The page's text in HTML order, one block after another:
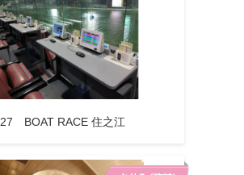
27 BOAT RACE 住之江